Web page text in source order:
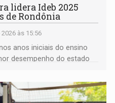
lidera Ideb 2025
de Rondônia
às 15:56
anos iniciais do ensino
desempenho do estado